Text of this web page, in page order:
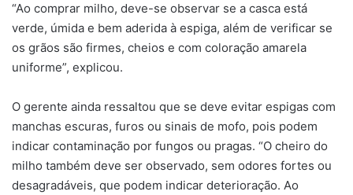
“Ao comprar milho, deve-se observar se a casca está
verde, úmida e bem aderida à espiga, além de verificar se
os grãos são firmes, cheios e com coloração amarela
uniforme”, explicou.
O gerente ainda ressaltou que se deve evitar espigas com
manchas escuras, furos ou sinais de mofo, pois podem
indicar contaminação por fungos ou pragas. “O cheiro do
milho também deve ser observado, sem odores fortes ou
desagradáveis, que podem indicar deterioração. Ao